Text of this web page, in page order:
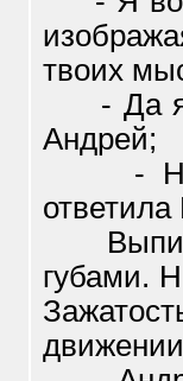
твоих
- Да я
Андрей;
- Ну
Выпив
губами.